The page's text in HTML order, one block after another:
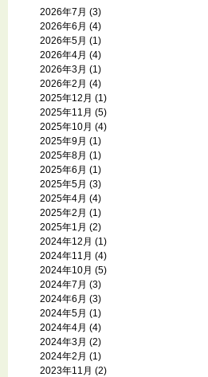
2026年7月 (3)
2026年6月 (4)
2026年5月 (1)
2026年4月 (4)
2026年3月 (1)
2026年2月 (4)
2025年12月 (1)
2025年11月 (5)
2025年10月 (4)
2025年9月 (1)
2025年8月 (1)
2025年6月 (1)
2025年5月 (3)
2025年4月 (4)
2025年2月 (1)
2025年1月 (2)
2024年12月 (1)
2024年11月 (4)
2024年10月 (5)
2024年7月 (3)
2024年6月 (3)
2024年5月 (1)
2024年4月 (4)
2024年3月 (2)
2024年2月 (1)
2023年11月 (2)